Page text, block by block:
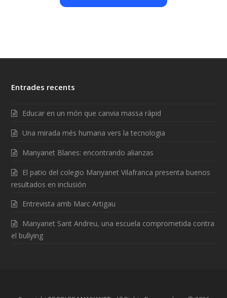
Entrades recents
Educar en un món que canvia massa ràpid
Una mirada més humana vers la tecnologia
Manyanet Blanes: encontrando alianzas
El patio del colegio Manyanet Vilafranca presenta buenos
resultados en inclusión
Entrevista amb Marc Artigau
Manyanet Sant Andreu, una escuela comprometida contra
el bullying